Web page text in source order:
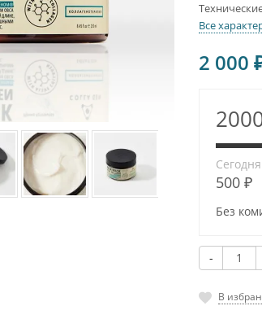
Все
2 000
Сегодня
500 ₽
Без
-
В